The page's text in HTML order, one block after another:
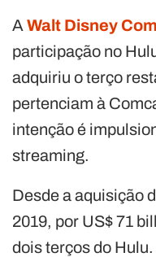
A Walt Disney
participação no
adquiriu o terço
pertenciam à
intenção é
streaming.
Desde a aquisição
2019, por US$ 71
dois terços do Hulu.